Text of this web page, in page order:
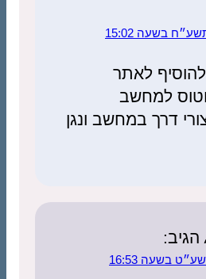
בשעה 15:02
לאתר
למחשב
דרך במחשב ונגן
הגיב:
בשעה 16:53